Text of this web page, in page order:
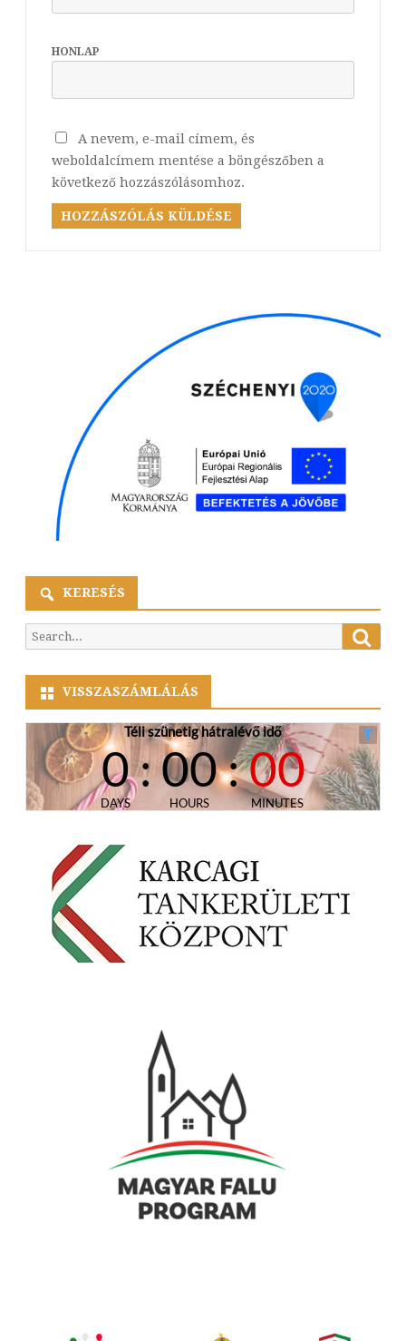
HONLAP
A nevem, e-mail címem, és
weboldalcímem mentése a böngészőben a
következő hozzászólásomhoz.
KERESÉS
Search
VISSZASZÁMLÁLÁS